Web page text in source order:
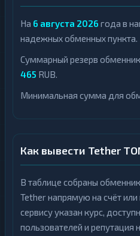
На 6 августа 2026 года в
надежных обменных пункта.
Суммарный резерв
465 RUB.
Минимальная сумма для
Как вывести Tether
В таблице собраны
Tether напрямую на счёт
сервису указан курс,
пользователей и репутация